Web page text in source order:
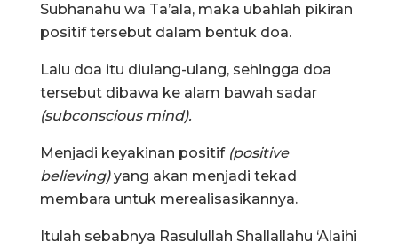
Subhanahu wa Ta’ala, maka ubahlah pikiran
positif tersebut dalam bentuk doa.
Lalu doa itu diulang-ulang, sehingga doa
tersebut dibawa ke alam bawah sadar
(subconscious mind).
Menjadi keyakinan positif(positive
believing)yang akan menjadi tekad
membara untuk merealisasikannya.
Itulah sebabnya Rasulullah Shallallahu ‘Alaihi